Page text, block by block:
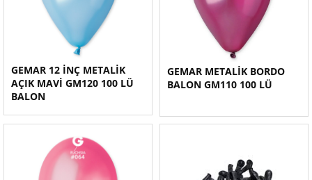
GEMAR 12 İNÇ METALİK
AÇIK MAVİ GM120 100 LÜ
BALON
GEMAR METALİK BORDO
BALON GM110 100 LÜ